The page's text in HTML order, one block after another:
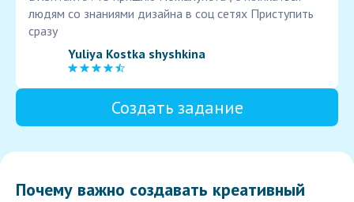
людям со знаниями дизайна в соц сетях Приступить
сразу
Yuliya Kostka shyshkina
Создать задание
Почему важно создавать креативный